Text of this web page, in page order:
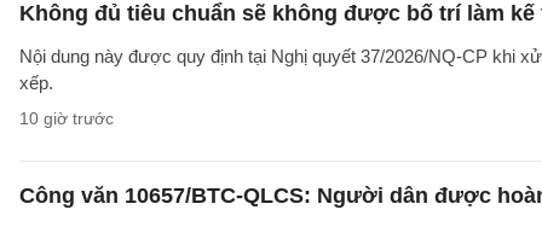
Không đủ tiêu chuẩn sẽ không được bố trí làm
Nội dung này được quy định tại Nghị quyết 37/2026/NQ-CP khi
xếp.
10 giờ trước
Công văn 10657/BTC-QLCS: Người dân được